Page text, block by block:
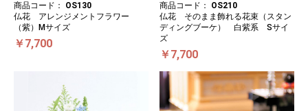
商品コード： OS130
仏花 アレンジメントフラワー
（紫）Mサイズ
￥7,700
商品コード： OS210
仏花 そのまま飾れる花束（スタン
ディングブーケ） 白紫系 Sサイ
ズ
￥7,700